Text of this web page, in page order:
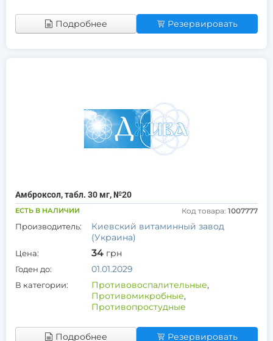
Подробнее Резервировать
Амброксол, табл. 30 мг, №20
ЕСТЬ В НАЛИЧИИ Код товара: 1007777
Производитель:
Киевский витаминный завод
(Украина)
Цена: 34 грн
Годен до: 01.01.2029
В категории: Противовоспалительные,
Противомикробные,
Противопростудные
Подробнее Резервировать